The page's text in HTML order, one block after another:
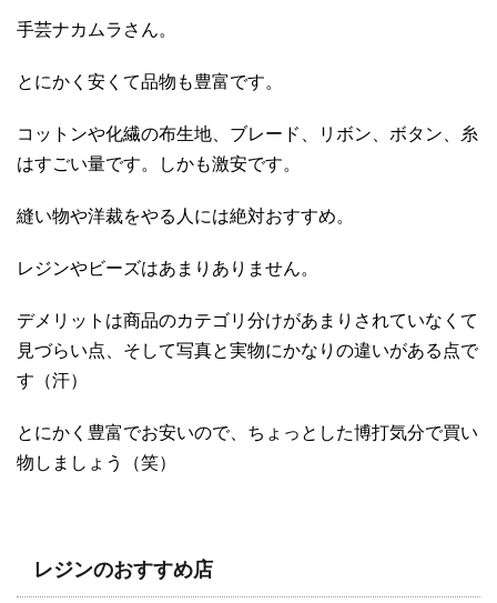
手芸ナカムラさん。
とにかく安くて品物も豊富です。
コットンや化繊の布生地、ブレード、リボン、ボタン、糸
はすごい量です。しかも激安です。
縫い物や洋裁をやる人には絶対おすすめ。
レジンやビーズはあまりありません。
デメリットは商品のカテゴリ分けがあまりされていなくて
見づらい点、そして写真と実物にかなりの違いがある点で
す（汗）
とにかく豊富でお安いので、ちょっとした博打気分で買い
物しましょう（笑）
レジンのおすすめ店